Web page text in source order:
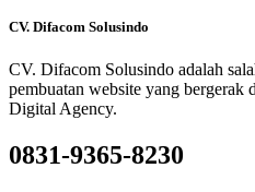
CV. Difacom Solusindo
CV. Difacom Solusindo adalah
pembuatan website yang
Digital Agency.
0831-9365-8230